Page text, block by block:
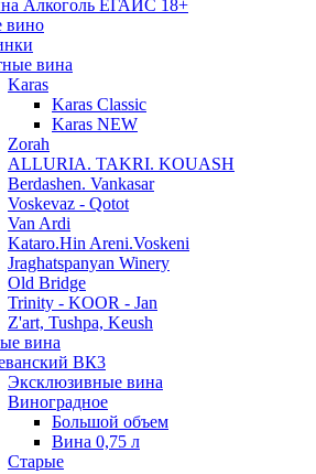
Алкоголь ЕГАИС 18+
вино
вина
Karas
Karas Classic
Karas NEW
Zorah
ALLURIA. TAKRI. KOUASH
Berdashen. Vankasar
Voskevaz - Qotot
Van Ardi
Kataro.Hin Areni.Voskeni
Jraghatspanyan Winery
Old Bridge
Trinity - KOOR - Jan
Z'art, Tushpa, Keush
вина
ВК3
Эксклюзивные вина
Виноградное
Большой объем
Вина 0,75 л
Старые